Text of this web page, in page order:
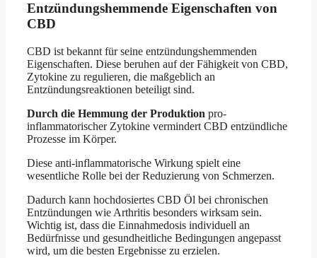
Entzündungshemmende Eigenschaften von
CBD
CBD ist bekannt für seine entzündungshemmenden
Eigenschaften. Diese beruhen auf der Fähigkeit von CBD,
Zytokine zu regulieren, die maßgeblich an
Entzündungsreaktionen beteiligt sind.
Durch die Hemmung der Produktion pro-
inflammatorischer Zytokine vermindert CBD entzündliche
Prozesse im Körper.
Diese anti-inflammatorische Wirkung spielt eine
wesentliche Rolle bei der Reduzierung von Schmerzen.
Dadurch kann hochdosiertes CBD Öl bei chronischen
Entzündungen wie Arthritis besonders wirksam sein.
Wichtig ist, dass die Einnahmedosis individuell an
Bedürfnisse und gesundheitliche Bedingungen angepasst
wird, um die besten Ergebnisse zu erzielen.